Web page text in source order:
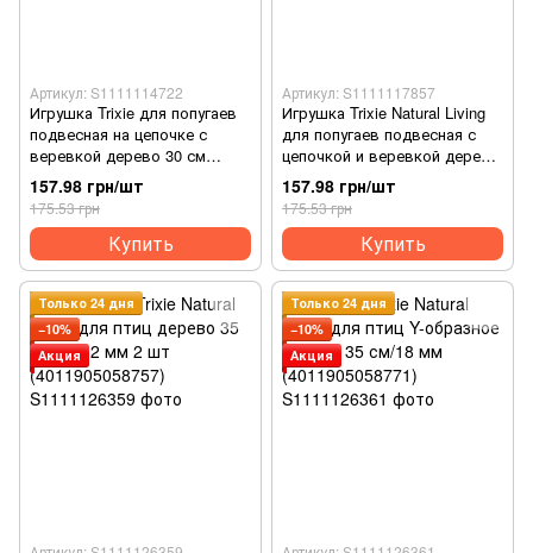
Артикул: S1111114722
Игрушка Trixie для попугаев
подвесная на цепочке с
веревкой дерево 30 см
(4011905051956)
157.98 грн/шт
175.53 грн
Купить
Артикул: S1111117857
Игрушка Trixie Natural Living
для попугаев подвесная с
цепочкой и веревкой дерево
40 см (4011905058702)
157.98 грн/шт
175.53 грн
Купить
Только 24 дня
−10%
Акция
Только 24 дня
−10%
Акция